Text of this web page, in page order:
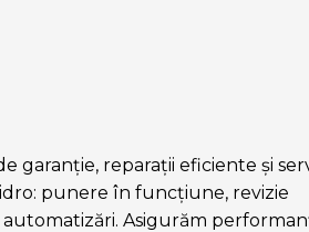
garanție, reparații eficiente și
punere în funcțiune, revizie
Asigurăm